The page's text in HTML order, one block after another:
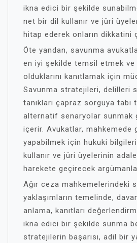
ikna edici bir şekilde
net bir dil kullanır ve jüri
hitap ederek onların dikkatini
Öte yandan, savunma
en iyi şekilde temsil etmek ve
olduklarını kanıtlamak için
Savunma stratejileri, delilleri
tanıkları çapraz sorguya tabi
alternatif senaryolar sunmak
içerir. Avukatlar, mahkemede
yapabilmek için hukuki
kullanır ve jüri üyelerinin
harekete geçirecek
Ağır ceza mahkemelerindeki
yaklaşımların temelinde,
anlama, kanıtları
ikna edici bir şekilde sunma
stratejilerin başarısı, adil bir